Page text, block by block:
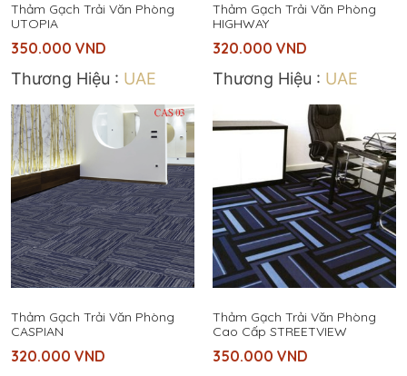
Thảm Gạch Trải Văn Phòng
UTOPIA
350.000 VND
Thương Hiệu : UAE
Thảm Gạch Trải Văn Phòng
HIGHWAY
320.000 VND
Thương Hiệu : UAE
Thảm Gạch Trải Văn Phòng
CASPIAN
320.000 VND
Thảm Gạch Trải Văn Phòng
Cao Cấp STREETVIEW
350.000 VND